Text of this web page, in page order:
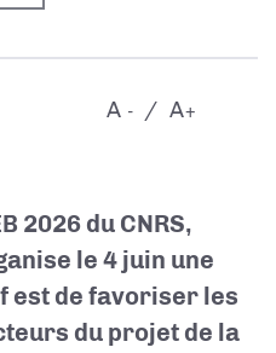
-
A +
A
2026 du CNRS,
le 4 juin une
est de favoriser les
du projet de la